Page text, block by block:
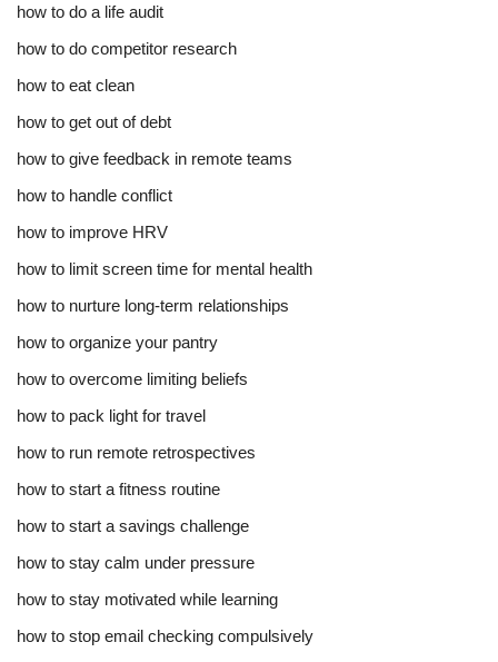
how to do a life audit
how to do competitor research
how to eat clean
how to get out of debt
how to give feedback in remote teams
how to handle conflict
how to improve HRV
how to limit screen time for mental health
how to nurture long-term relationships
how to organize your pantry
how to overcome limiting beliefs
how to pack light for travel
how to run remote retrospectives
how to start a fitness routine
how to start a savings challenge
how to stay calm under pressure
how to stay motivated while learning
how to stop email checking compulsively